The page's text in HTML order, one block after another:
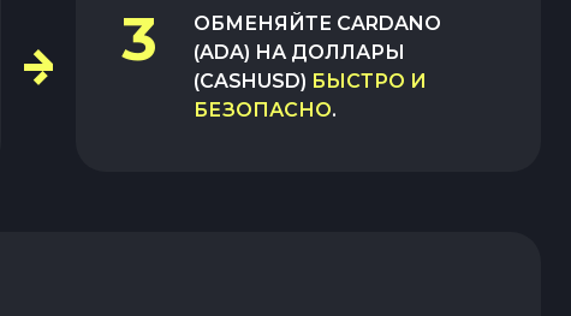
3 ОБМЕНЯЙТЕ CARDANO
(ADA) НА ДОЛЛАРЫ
(CASHUSD) БЫСТРО И
БЕЗОПАСНО.